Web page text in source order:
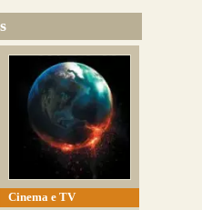
Cinema e TV